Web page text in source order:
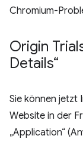
Chromium-
Origin
Details“
Sie können jetzt
Website in der
„Application“